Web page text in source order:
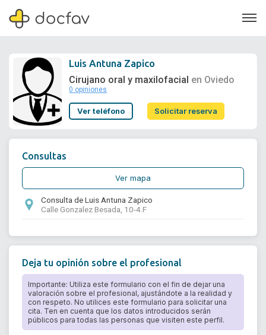
Soporte
Luis Antuna Zapico
Cirujano oral y maxilofacial en Oviedo
0 opiniones
Ver teléfono Solicitar reserva
Consultas
Ver mapa
Consulta de Luis Antuna Zapico
Calle Gonzalez Besada, 10-4.F
Deja tu opinión sobre el profesional
Importante: Utiliza este formulario con el fin de dejar una
valoración sobre el profesional, ajustándote a la realidad y
con respeto. No utilices este formulario para solicitar una
cita. Ten en cuenta que los datos introducidos serán
públicos para todas las personas que visiten este perfil.